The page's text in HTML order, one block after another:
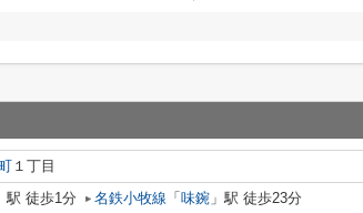
１丁目
駅 徒歩1分 名鉄小牧線 「 味鋺 」駅 徒歩23分